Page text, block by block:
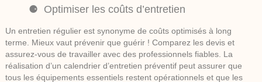
Optimiser les coûts d’entretien
Un entretien régulier est synonyme de coûts optimisés à long
terme. Mieux vaut prévenir que guérir ! Comparez les devis et
assurez-vous de travailler avec des professionnels fiables. La
réalisation d’un calendrier d’entretien préventif peut assurer que
tous les équipements essentiels restent opérationnels et que les